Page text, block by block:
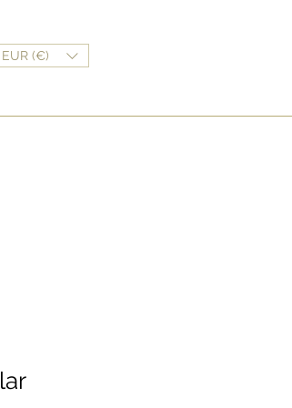
EUR (€)